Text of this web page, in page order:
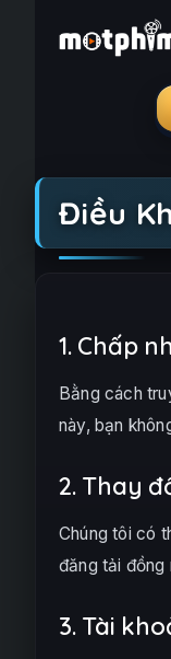
Điều
1. Chấp
Bằng cách
này, bạn
2. Thay
Chúng tôi có
đăng tải đồng
3. Tài